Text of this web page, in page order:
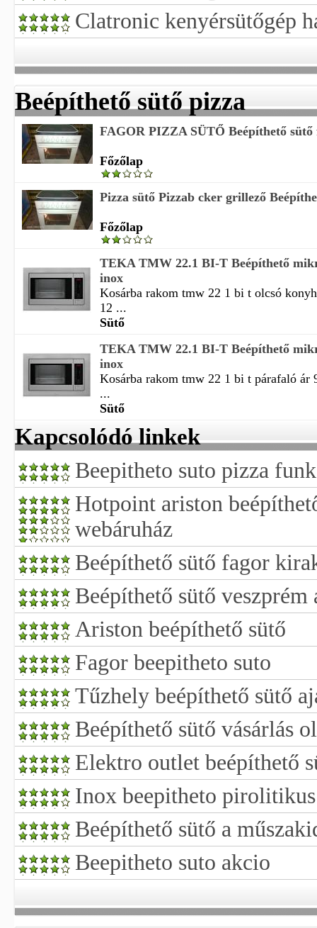
Clatronic kenyérsütőgép
Beépíthető sütő pizza
FAGOR PIZZA SÜTŐ Beépíthető sütő
Főzőlap
Pizza sütő Pizzab cker grillező
Főzőlap
TEKA TMW 22.1 BI-T Beépíthető
inox
Kosárba rakom tmw 22 1 bi t olcsó
12 ...
Sütő
TEKA TMW 22.1 BI-T Beépíthető
inox
Kosárba rakom tmw 22 1 bi t párafaló ár
...
Sütő
Kapcsolódó linkek
Beepitheto suto pizza
Hotpoint ariston
webáruház
Beépíthető sütő fagor
Beépíthető sütő veszprém
Ariston beépíthető sütő
Fagor beepitheto suto
Tűzhely beépíthető sütő
Beépíthető sütő vásárlás
Elektro outlet beépíthető
Inox beepitheto
Beépíthető sütő a
Beepitheto suto akcio